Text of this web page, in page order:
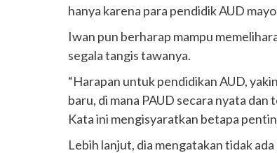
hanya karena para pendidik AUD
Iwan pun berharap mampu
segala tangis tawanya.
“Harapan untuk pendidikan AUD,
baru, di mana PAUD secara nyata
Kata ini mengisyaratkan betapa
Lebih lanjut, dia mengatakan tidak